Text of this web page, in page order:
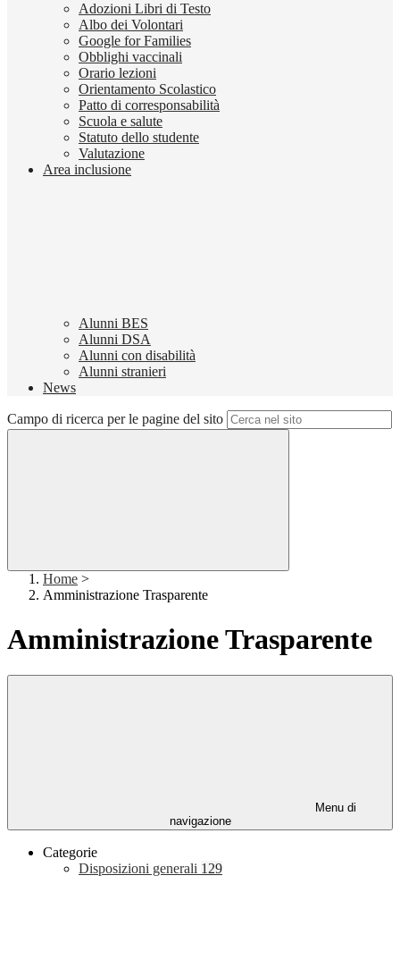
Adozioni Libri di Testo
Albo dei Volontari
Google for Families
Obblighi vaccinali
Orario lezioni
Orientamento Scolastico
Patto di corresponsabilità
Scuola e salute
Statuto dello studente
Valutazione
Area inclusione
Alunni BES
Alunni DSA
Alunni con disabilità
Alunni stranieri
News
Campo di ricerca per le pagine del sito
Home >
Amministrazione Trasparente
Amministrazione Trasparente
Menu di
navigazione
Categorie
Disposizioni generali 129